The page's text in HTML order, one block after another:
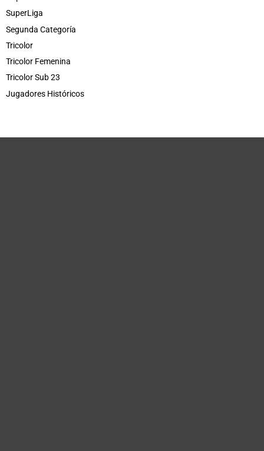
SuperLiga
Segunda Categoría
Tricolor
Tricolor Femenina
Tricolor Sub 23
Jugadores Históricos